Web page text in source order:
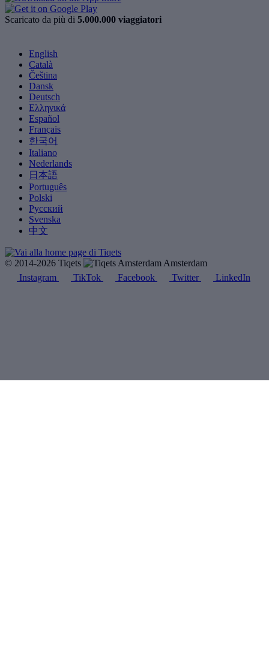
Scaricato da più di 5.000.000 viaggiatori
English
Català
Čeština
Dansk
Deutsch
Ελληνικά
Español
Français
한국어
Italiano
Nederlands
日本語
Português
Polski
Русский
Svenska
中文
© 2014-2026 Tiqets
Amsterdam
Instagram
TikTok Facebook Twitter LinkedIn